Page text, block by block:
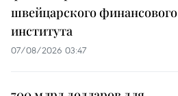
швейцарского финансового
института
07/08/2026 03:47